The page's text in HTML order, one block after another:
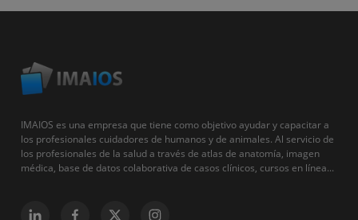
IMAIOS es una empresa que tiene como objetivo ayudar y capacitar a
los profesionales cuidadores de humanos y de animales. Al servicio de
los profesionales de la salud a través de atlas de anatomía, imagen
médica, base de datos colaborativa de casos clínicos, cursos en línea...